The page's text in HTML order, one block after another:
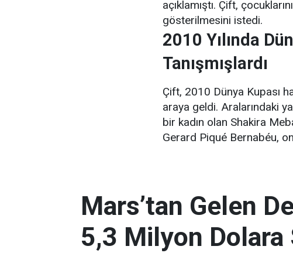
açıklamıştı. Çift,
gösterilmesini istedi.
2010 Yılında
Tanışmışlardı
Çift, 2010 Dünya Kupası
araya geldi. Aralarındaki
bir kadın olan Shakira
Gerard Piqué Bernabéu,
Mars’tan Gelen
5,3 Milyon Dolara